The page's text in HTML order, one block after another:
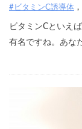
#ビタミンC誘導体
ビタミンCといえ
有名ですね。あな